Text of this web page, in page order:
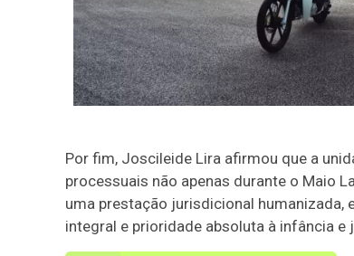
Por fim, Joscileide Lira afirmou que a
processuais não apenas durante o Maio
uma prestação jurisdicional
integral e prioridade absoluta à infância e